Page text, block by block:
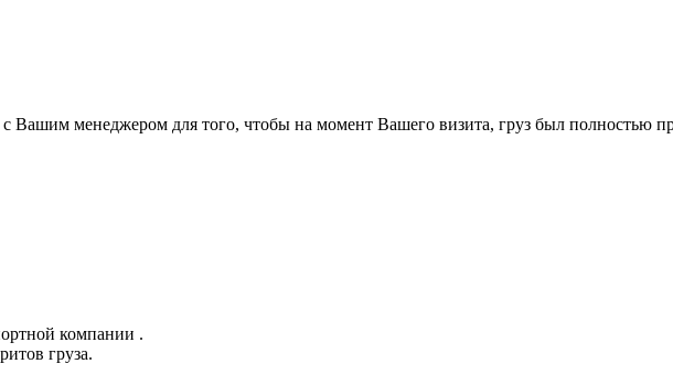
Вашим менеджером для того, чтобы на момент Вашего визита, груз был полностью
компании .
груза.